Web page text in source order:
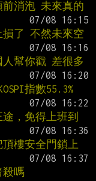
消泡 未來真的
了 不然未來空
幫你戳 差很多
指數55.3%
，免得上班到
樓安全門鎖上
殺嗎